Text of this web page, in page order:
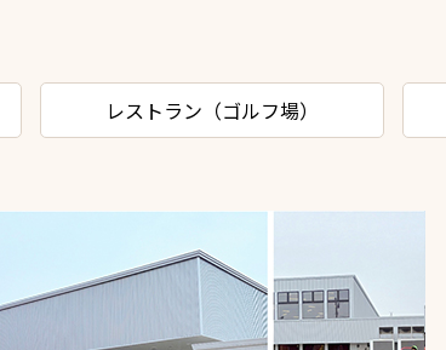
レストラン（ゴルフ場）